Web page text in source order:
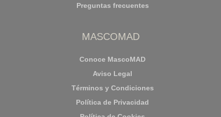
Preguntas frecuentes
MASCOMAD
Conoce MascoMAD
Aviso Legal
Términos y Condiciones
Política de Privacidad